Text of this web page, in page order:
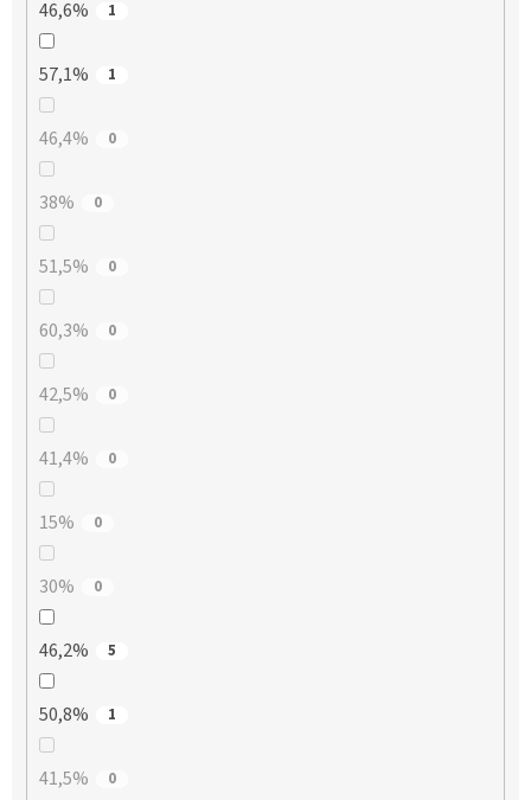
46,6% 1
57,1% 1
46,4% 0
38% 0
51,5% 0
60,3% 0
42,5% 0
41,4% 0
15% 0
30% 0
46,2% 5
50,8% 1
41,5% 0